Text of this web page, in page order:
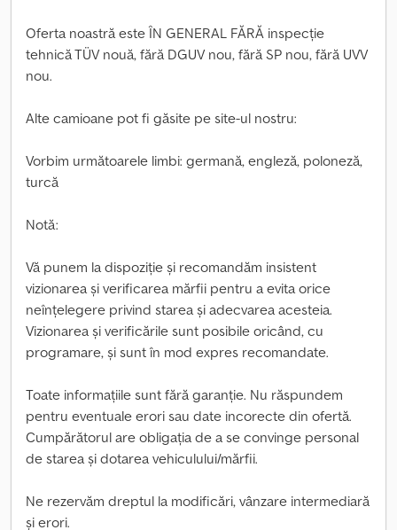
Oferta noastră este ÎN GENERAL FĂRĂ inspecție
tehnică TÜV nouă, fără DGUV nou, fără SP nou, fără UVV
nou.
Alte camioane pot fi găsite pe site-ul nostru:
Vorbim următoarele limbi: germană, engleză, poloneză,
turcă
Notă:
Vă punem la dispoziție și recomandăm insistent
vizionarea și verificarea mărfii pentru a evita orice
neînțelegere privind starea și adecvarea acesteia.
Vizionarea și verificările sunt posibile oricând, cu
programare, și sunt în mod expres recomandate.
Toate informațiile sunt fără garanție. Nu răspundem
pentru eventuale erori sau date incorecte din ofertă.
Cumpărătorul are obligația de a se convinge personal
de starea și dotarea vehiculului/mărfii.
Ne rezervăm dreptul la modificări, vânzare intermediară
și erori.